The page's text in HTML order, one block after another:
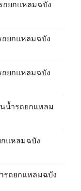
ถยกแหลมฉบัง
ถยกแหลมฉบัง
ถยกแหลมฉบัง
น้ำรถยกแหลม
แหลมฉบัง
รถยกแหลมฉบัง